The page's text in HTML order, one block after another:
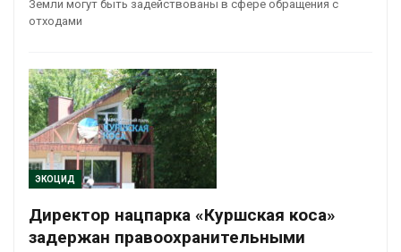
Земли могут быть задействованы в сфере обращения с
отходами
ЭКОЦИД
Директор нацпарка «Куршская коса»
задержан правоохранительными